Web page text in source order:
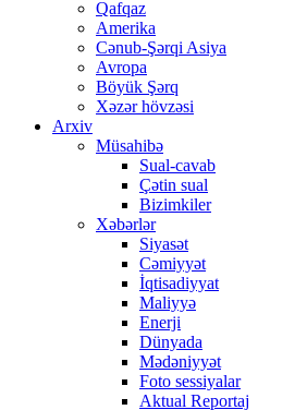
Qafqaz
Amerika
Cənub-Şərqi Asiya
Avropa
Böyük Şərq
Xəzər hövzəsi
Arxiv
Müsahibə
Sual-cavab
Çətin sual
Bizimkiler
Xəbərlər
Siyasət
Cəmiyyət
İqtisadiyyat
Maliyyə
Enerji
Dünyada
Mədəniyyət
Foto sessiyalar
Aktual Reportaj